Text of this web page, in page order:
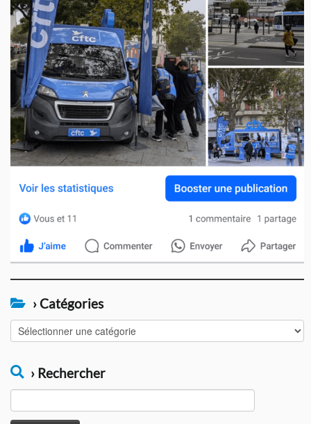
› Catégories
Catégories
› Rechercher